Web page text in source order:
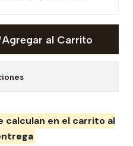
Agregar al Carrito
calculan en el carrito al